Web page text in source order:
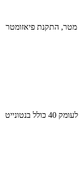
ורד- ויצמן קריית מוצקין, קידוחי קרקע לעומק 50 מטר, התקנת פיאזומטר